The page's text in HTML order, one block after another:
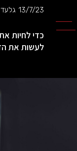
13/7/23 גלעד
כדי לחיות
לעשות את